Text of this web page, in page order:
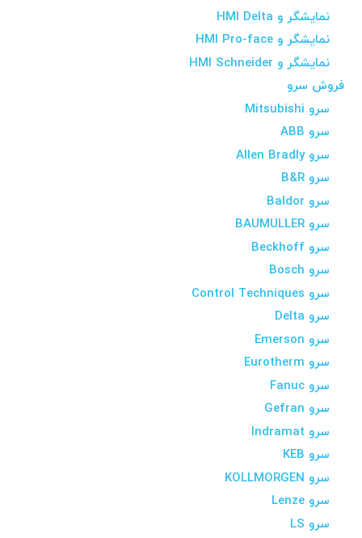
نمایشگر و HMI Delta
نمایشگر و HMI Pro-face
نمایشگر و HMI Schneider
فروش سرو
سرو Mitsubishi
سرو ABB
سرو Allen Bradly
سرو B&R
سرو Baldor
سرو BAUMULLER
سرو Beckhoff
سرو Bosch
سرو Control Techniques
سرو Delta
سرو Emerson
سرو Eurotherm
سرو Fanuc
سرو Gefran
سرو Indramat
سرو KEB
سرو KOLLMORGEN
سرو Lenze
سرو LS